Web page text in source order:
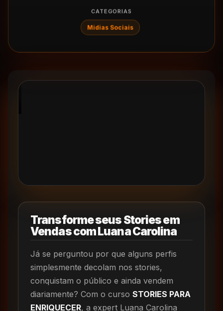
Transforme seus Stories em
Vendas com Luana Carolina
Já se perguntou por que alguns perfis
simplesmente decolam nos stories,
conquistam o público e ainda vendem
diariamente? Com o curso STORIES PARA
ENRIQUECER, a expert Luana Carolina
CATEGORIAS
Midias Sociais